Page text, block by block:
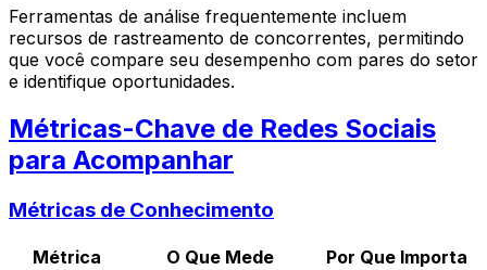
Ferramentas de análise frequentemente incluem
recursos de rastreamento de concorrentes, permitindo
que você compare seu desempenho com pares do setor
e identifique oportunidades.
Métricas-Chave de Redes Sociais
para Acompanhar
Métricas de Conhecimento
Métrica O Que Mede
Por Que Importa